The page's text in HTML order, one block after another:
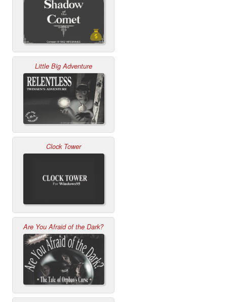
Little Big Adventure
Clock Tower
Are You Afraid of the Dark?